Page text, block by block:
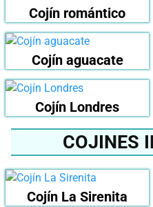
Cojín romántico
Cojín aguacate
Cojín Londres
COJINES
Cojín La Sirenita